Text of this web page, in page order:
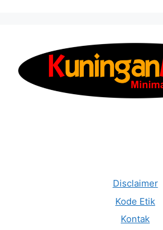
Disclaimer
Kode Etik
Kontak